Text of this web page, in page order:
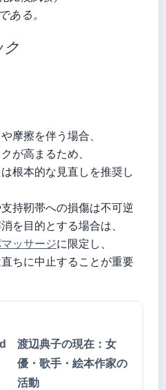
ある。
摩擦を伴う場合、
が高まるため、
根本的な見直しを推奨し
持靭帯への損傷は不可逆
を目的とする場合は、
ッサージに限定し、
ちに中止することが重要
渡辺典子の現在：女
優・歌手・絵本作家の
活動